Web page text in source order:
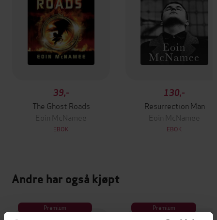
39,-
The Ghost Roads
Eoin McNamee
EBOK
130,-
Resurrection Man
Eoin McNamee
EBOK
Andre har også kjøpt
Premium
Premium
Første gang på tilbud